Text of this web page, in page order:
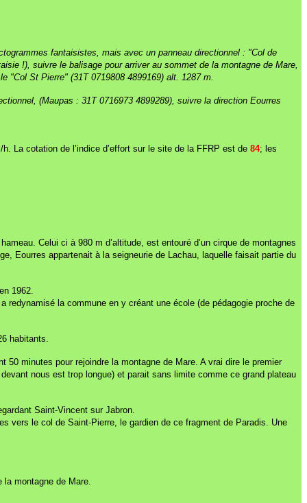
fantaisistes, mais avec un panneau directionnel : "Col de
!), suivre le balisage pour arriver au sommet de la montagne de Mare,
"Col St Pierre" (31T 0719808 4899169) alt. 1287 m.
(Maupas : 31T 0716973 4899289), suivre la direction Eourres
h. La cotation de l’indice d’effort sur le site de la FFRP est de 84; les
Celui ci à 980 m d’altitude, est entouré d’un cirque de montagnes
Eourres appartenait à la seigneurie de Lachau, laquelle faisait partie du
1962.
redynamisé la commune en y créant une école (de pédagogie proche de
habitants.
minutes pour rejoindre la montagne de Mare. A vrai dire le premier
nous est trop longue) et parait sans limite comme ce grand plateau
Saint-Vincent sur Jabron.
vers le col de Saint-Pierre, le gardien de ce fragment de Paradis. Une
montagne de Mare.